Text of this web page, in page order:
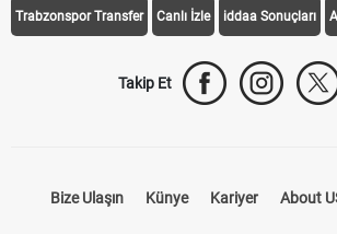
Trabzonspor Transfer Canlı İzle iddaa Sonuçları
Takip Et
Bize Ulaşın Künye Kariyer About